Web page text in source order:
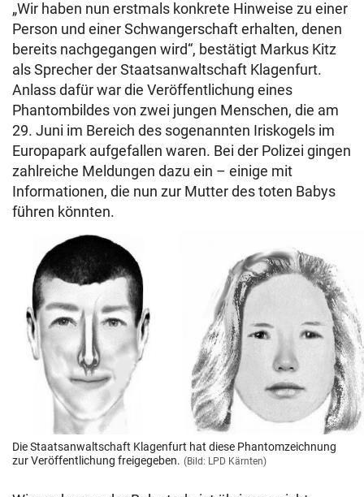
„Wir haben nun erstmals konkrete Hinweise zu einer
Person und einer Schwangerschaft erhalten, denen
bereits nachgegangen wird“, bestätigt Markus Kitz
als Sprecher der Staatsanwaltschaft Klagenfurt.
Anlass dafür war die Veröffentlichung eines
Phantombildes von zwei jungen Menschen, die am
29. Juni im Bereich des sogenannten Iriskogels im
Europapark aufgefallen waren. Bei der Polizei gingen
zahlreiche Meldungen dazu ein – einige mit
Informationen, die nun zur Mutter des toten Babys
führen könnten.
Die Staatsanwaltschaft Klagenfurt hat diese Phantomzeichnung
zur Veröffentlichung freigegeben. (Bild: LPD Kärnten)